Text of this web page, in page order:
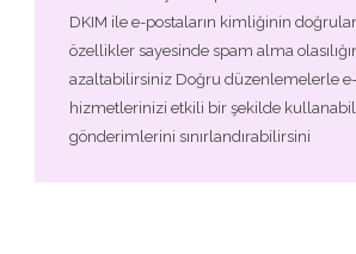
DKIM ile e-postaların kimliğinin
özellikler sayesinde spam alma
azaltabilirsiniz Doğru düzenlemelerle
hizmetlerinizi etkili bir şekilde
gönderimlerini sınırlandırabilirsini